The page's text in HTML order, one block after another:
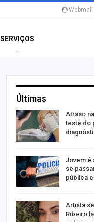
Webmail
SERVIÇOS
Últimas
Atraso
teste do
Jovem é
se
pública
Artista
Ribeiro